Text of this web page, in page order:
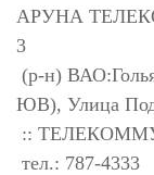
АРУНА
3
(р-н)
ЮВ), Улица
::
тел.: 787-4333